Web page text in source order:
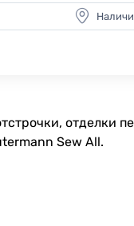
отделки
Sew All.